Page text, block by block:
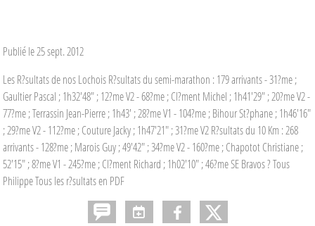
Publié le25 sept. 2012
Les R?sultats de nos Lochois R?sultats du semi-marathon : 179 arrivants - 31?me ;
Gaultier Pascal ; 1h32'48" ; 12?me V2 - 68?me ; Cl?ment Michel ; 1h41'29" ; 20?me V2 -
77?me ; Terrassin Jean-Pierre ; 1h43' ; 28?me V1 - 104?me ; Bihour St?phane ; 1h46'16"
; 29?me V2 - 112?me ; Couture Jacky ; 1h47'21" ; 31?me V2 R?sultats du 10 Km : 268
arrivants - 128?me ; Marois Guy ; 49'42" ; 34?me V2 - 160?me ; Chapotot Christiane ;
52'15" ; 8?me V1 - 245?me ; Cl?ment Richard ; 1h02'10" ; 46?me SE Bravos ? Tous
Philippe Tous les r?sultats en PDF